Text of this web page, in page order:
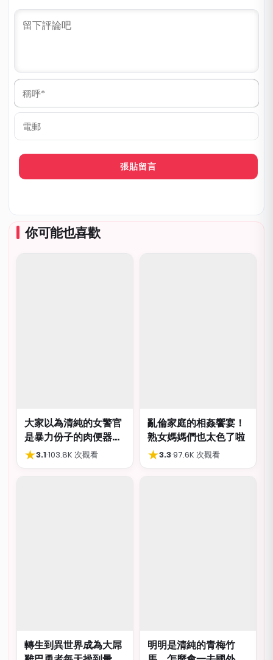
稱
*
郵
你可能也喜歡
大家以為清純的女警官
是暴力份子的肉便器，
肛交多P都可以
★3.1·103.8K 次觀看
亂倫家庭的相姦饗宴！
熟女媽媽們也太色了啦
★3.3·97.6K 次觀看
轉生到異世界成為大屌
明明是清純的青梅竹